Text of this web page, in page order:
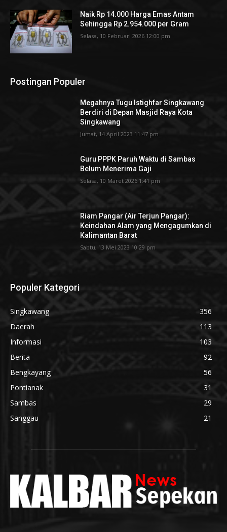
Naik Rp 14.000 Harga Emas Antam
Sehingga Rp 2.954.000 per Gram
Selasa, 10 Februari 2026 12:00 pm
Postingan Populer
Megahnya Tugu Istighfar Singkawang
Berdiri di Depan Masjid Raya Kota
Singkawang
Jumat, 14 April 2023 11:47 pm
Guru PPPK Paruh Waktu di Sambas
Belum Menerima Gaji
Selasa, 10 Maret 2026 1:41 pm
Riam Pangar (Air Terjun Pangar):
Keindahan Alam yang Mengagumkan di
Kalimantan Barat
Sabtu, 13 Mei 2023 10:29 pm
Populer Kategori
Singkawang
356
Daerah
113
Informasi
103
Berita
92
Bengkayang
56
Pontianak
31
Sambas
29
Sanggau
21